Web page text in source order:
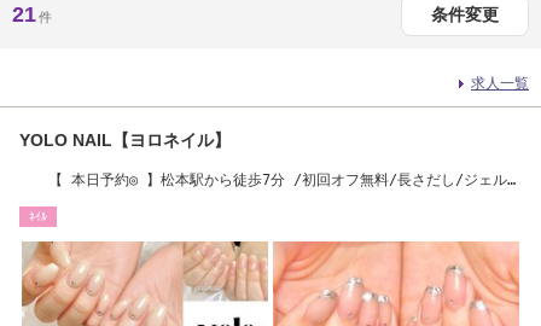
21件 条件変更
求人一覧
YOLO NAIL【ヨロネイル】
【 本日予約◎ 】松本駅から徒歩7分 /初回オフ無料/長さだし/ジェルネ
ﾈｲﾙ